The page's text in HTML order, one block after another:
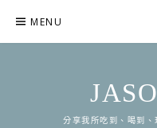
content
MENU
分享我所吃到、喝到